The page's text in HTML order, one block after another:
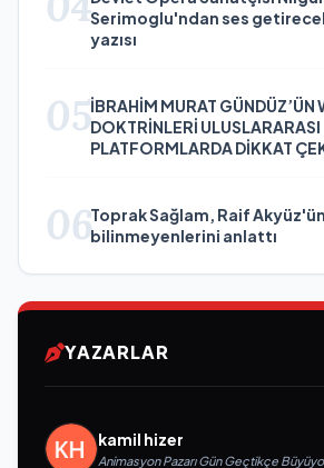
Serimoglu'ndan ses
yazısı
05İBRAHİM MURAT GÜNDÜZ’ÜN
DOKTRİNLERİ ULUSLARARASI
PLATFORMLARDA DİKKAT
06Toprak Sağlam, Raif
bilinmeyenlerini anlattı
YAZARLAR
kamil hizer
Animasyon Pazarı Gün Geçtikçe